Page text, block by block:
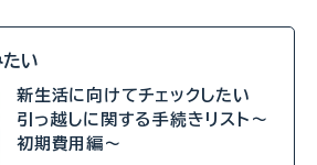
い
新生活に向けてチェックしたい
引っ越しに関する手続きリスト～
初期費用編～